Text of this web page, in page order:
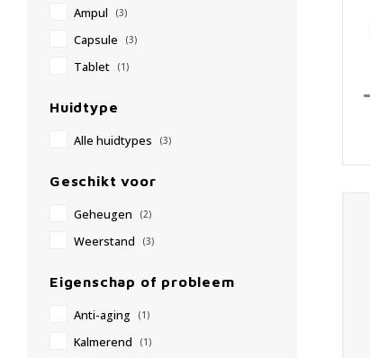
Ampul (3)
Capsule (3)
Tablet (1)
Huidtype
Alle huidtypes (3)
Geschikt voor
Geheugen (2)
Weerstand (3)
Eigenschap of probleem
Anti-aging (1)
Kalmerend (1)